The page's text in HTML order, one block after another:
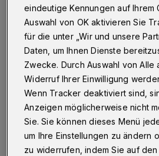
Wuppertal·Seit Anfang 2020
Wuppertal-Elberfeld zu fast 30
so genannter E-Bikes.
12.06.2020 , 13:00 Uhr Eine
eindeutige Kennungen auf Ihrem
Auswahl von OK aktivieren Sie
für die unter „Wir und unsere
Daten, um Ihnen Dienste
Zwecke. Durch Auswahl von Alle
Widerruf Ihrer Einwilligung
Wenn Tracker deaktiviert sind,
Anzeigen möglicherweise nicht
Sie. Sie können dieses Menü
um Ihre Einstellungen zu ändern
zu widerrufen, indem Sie auf den